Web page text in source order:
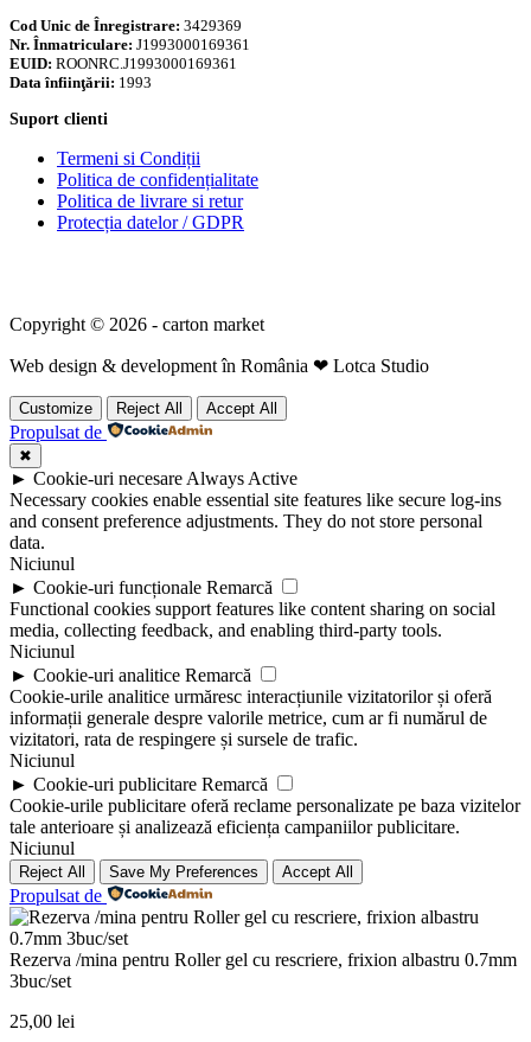
Cod Unic de Înregistrare: 3429369
Nr. Înmatriculare: J1993000169361
EUID: ROONRC.J1993000169361
Data înfiinţării: 1993
Suport clienti
Termeni si Condiții
Politica de confidențialitate
Politica de livrare si retur
Protecția datelor / GDPR
Copyright © 2026 - carton market
Web design & development în România ❤ Lotca Studio
Customize Reject All Accept All
Propulsat de
✖
► Cookie-uri necesare Always Active
Necessary cookies enable essential site features like secure log-ins
and consent preference adjustments. They do not store personal
data.
Niciunul
► Cookie-uri funcționale Remarcă
Functional cookies support features like content sharing on social
media, collecting feedback, and enabling third-party tools.
Niciunul
► Cookie-uri analitice Remarcă
Cookie-urile analitice urmăresc interacțiunile vizitatorilor și oferă
informații generale despre valorile metrice, cum ar fi numărul de
vizitatori, rata de respingere și sursele de trafic.
Niciunul
► Cookie-uri publicitare Remarcă
Cookie-urile publicitare oferă reclame personalizate pe baza vizitelor
tale anterioare și analizează eficiența campaniilor publicitare.
Niciunul
Reject All Save My Preferences Accept All
Propulsat de
Rezerva /mina pentru Roller gel cu rescriere, frixion albastru 0.7mm
3buc/set
25,00 lei